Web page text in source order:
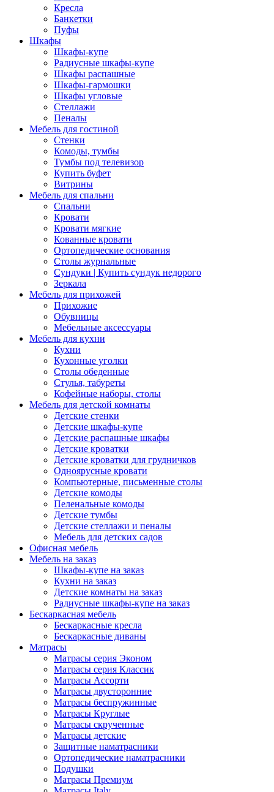
Кресла
Банкетки
Пуфы
Шкафы
Шкафы-купе
Радиусные шкафы-купе
Шкафы распашные
Шкафы-гармошки
Шкафы угловые
Стеллажи
Пеналы
Мебель для гостиной
Стенки
Комоды, тумбы
Тумбы под телевизор
Купить буфет
Витрины
Мебель для спальни
Спальни
Кровати
Кровати мягкие
Кованные кровати
Ортопедические основания
Столы журнальные
Сундуки | Купить сундук недорого
Зеркала
Мебель для прихожей
Прихожие
Обувницы
Мебельные аксессуары
Мебель для кухни
Кухни
Кухонные уголки
Столы обеденные
Стулья, табуреты
Кофейные наборы, столы
Мебель для детской комнаты
Детские стенки
Детские шкафы-купе
Детские распашные шкафы
Детские кроватки
Детские кроватки для грудничков
Одноярусные кровати
Компьютерные, письменные столы
Детские комоды
Пеленальные комоды
Детские тумбы
Детские стеллажи и пеналы
Мебель для детских садов
Офисная мебель
Мебель на заказ
Шкафы-купе на заказ
Кухни на заказ
Детские комнаты на заказ
Радиусные шкафы-купе на заказ
Бескаркасная мебель
Бескаркасные кресла
Бескаркасные диваны
Матрасы
Матрасы серия Эконом
Матрасы серия Классик
Матрасы Ассорти
Матрасы двусторонние
Матрасы беспружинные
Матрасы Круглые
Матрасы скрученные
Матрасы детские
Защитные наматрасники
Ортопедические наматрасники
Подушки
Матрасы Премиум